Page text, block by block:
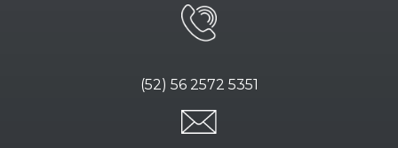
(52) 56 2572 5351